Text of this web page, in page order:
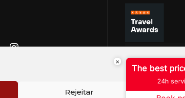
Rejeitar Ver
×
The best
24h